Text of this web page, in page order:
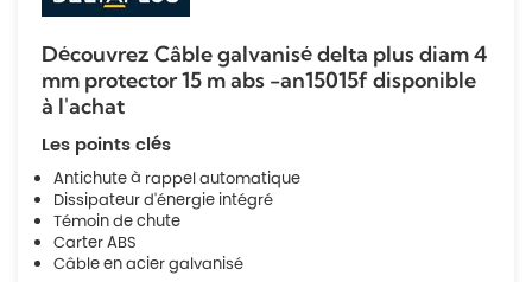
Découvrez Câble galvanisé delta plus diam 4
mm protector 15 m abs -an15015f disponible
à l'achat
Les points clés
Antichute à rappel automatique
Dissipateur d'énergie intégré
Témoin de chute
Carter ABS
Câble en acier galvanisé